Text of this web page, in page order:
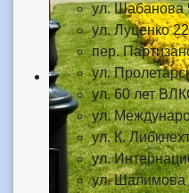
ул. Шабанова
ул. Луценко
пер.
ул.
ул. 60 лет
ул.
ул. К.
ул.
ул. Шалимова